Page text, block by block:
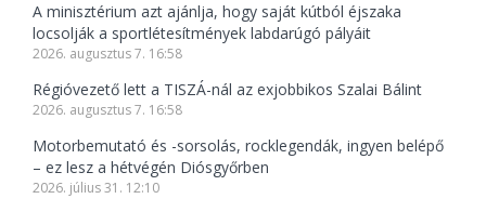
A minisztérium azt ajánlja, hogy saját kútból éjszaka
locsolják a sportlétesítmények labdarúgó pályáit
2026. augusztus 7. 16:58
Régióvezető lett a TISZÁ-nál az exjobbikos Szalai Bálint
2026. augusztus 7. 16:58
Motorbemutató és -sorsolás, rocklegendák, ingyen belépő
– ez lesz a hétvégén Diósgyőrben
2026. július 31. 12:10